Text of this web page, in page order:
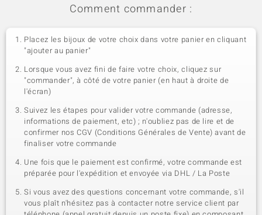
Comment commander :
Placez les bijoux de votre choix dans votre panier en cliquant
"ajouter au panier"
Lorsque vous avez fini de faire votre choix, cliquez sur
"commander", à côté de votre panier (en haut à droite de
l'écran)
Suivez les étapes pour valider votre commande (adresse,
informations de paiement, etc) ; n'oubliez pas de lire et de
confirmer nos CGV (Conditions Générales de Vente) avant de
finaliser votre commande
Une fois que le paiement est confirmé, votre commande est
préparée pour l'expédition et envoyée via DHL / La Poste
Si vous avez des questions concernant votre commande, s'il
vous plaît n'hésitez pas à contacter notre service client par